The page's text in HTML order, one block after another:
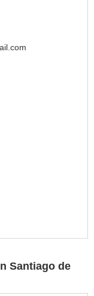
Santiago de